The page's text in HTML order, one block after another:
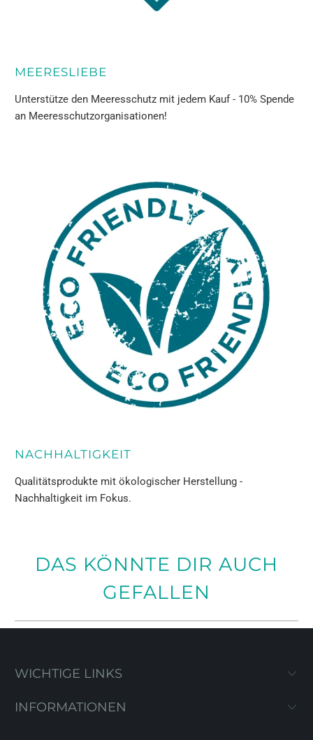
MEERESLIEBE
Unterstütze den Meeresschutz mit jedem Kauf - 10% Spende
an Meeresschutzorganisationen!
NACHHALTIGKEIT
Qualitätsprodukte mit ökologischer Herstellung -
Nachhaltigkeit im Fokus.
DAS KÖNNTE DIR AUCH
GEFALLEN
WICHTIGE LINKS
INFORMATIONEN